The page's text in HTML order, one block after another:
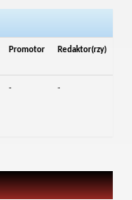
Promotor Redaktor(rzy)
- -